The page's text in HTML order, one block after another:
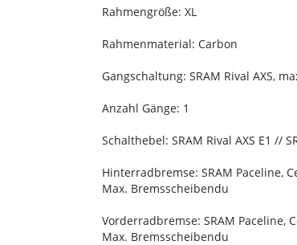
Rahmengröße: XL
Rahmenmaterial: Carbon
Gangschaltung: SRAM Rival AXS,
Anzahl Gänge: 1
Schalthebel: SRAM Rival AXS E1 //
Hinterradbremse: SRAM Paceline,
Max. Bremsscheibendu
Vorderradbremse: SRAM Paceline,
Max. Bremsscheibendu